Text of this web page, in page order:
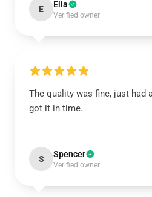
E Ella
Verified owner
The quality was fine, just had
got it in time.
S Spencer
Verified owner